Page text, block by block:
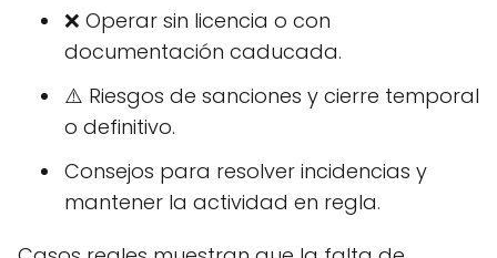
❌ Operar sin licencia o con
documentación caducada.
⚠️ Riesgos de sanciones y cierre temporal
o definitivo.
Consejos para resolver incidencias y
mantener la actividad en regla.